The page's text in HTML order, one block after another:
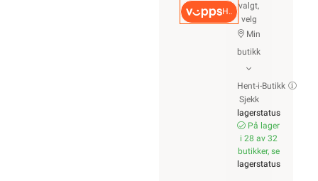
Hurtigkasse
valgt,
velg
Min
butikk
Hent-i-Butikk
Sjekk
lagerstatus
På lager
i 28 av 32
butikker, se
lagerstatus